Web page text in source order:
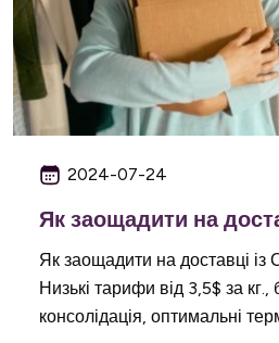
2024-07-24
Як заощадити на
Як заощадити на доставці
Низькі тарифи від 3,5$ за
консолідація, оптимальні